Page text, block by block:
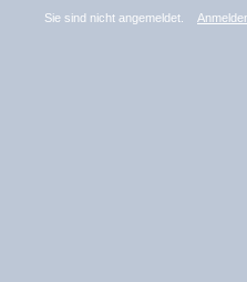
Sie sind nicht angemeldet.